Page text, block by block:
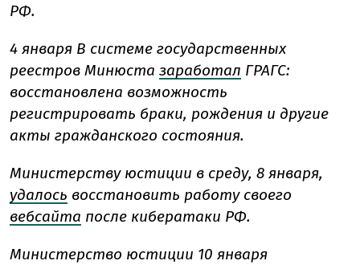
РФ.
4 января В системе государственных
реестров Минюста заработал ГРАГС:
восстановлена возможность
регистрировать браки, рождения и другие
акты гражданского состояния.
Министерству юстиции в среду, 8 января,
удалось восстановить работу своего
вебсайта после кибератаки РФ.
Министерство юстиции 10 января